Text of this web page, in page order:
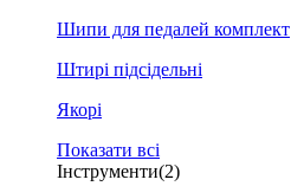
Шипи для педалей комплект
Штирі підсідельні
Якорі
Показати всі
Інструменти(2)